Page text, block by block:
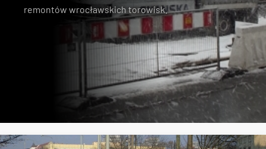
remontów wrocławskich torowisk.